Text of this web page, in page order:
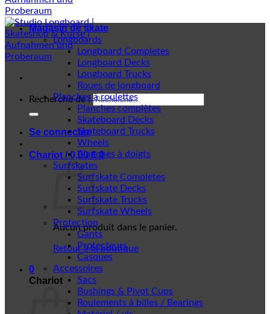
Recherche de :
Se connecter
Chariot /0,00€ 0
Aucun produit dans le panier.
Retour à la boutique
0
Chariot
Magasin de skate
Longboards
Longboard Completes
Longboard Decks
Longboard Trucks
Roues de longboard
Planches à roulettes
Planches complètes
Skateboard Decks
Skateboard Trucks
Wheels
Planches à doigts
Surfskates
Surfskate Completes
Surfskate Decks
Surfskate Trucks
Surfskate Wheels
Protection
Gants
Protecteurs
Casques
Accessoires
Sacs
Bushings & Pivot Cups
Roulements à billes / Bearings